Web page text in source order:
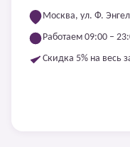
Москва, ул. Ф.
Работаем 09:00 –
Скидка 5% на весь